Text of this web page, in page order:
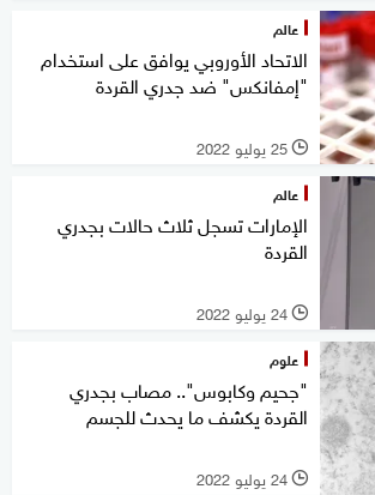
عالم
الاتحاد الأوروبي يوافق على استخدام
"إمفانكس" ضد جدري القردة
l 25 يوليو 2022
عالم
الإمارات تسجل ثلاث حالات بجدري
القردة
l 24 يوليو 2022
علوم
"جحيم وكابوس".. مصاب بجدري
القردة يكشف ما يحدث للجسم
l 24 يوليو 2022